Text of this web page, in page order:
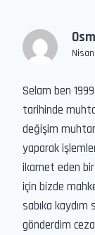
Selam ben
tarihinde
değişim
yaparak
ikamet eden bir
için bizde
sabıka
gönderdim